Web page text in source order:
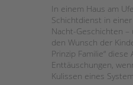
In einem Haus am
Schichtdienst in
Nacht-Geschichten –
den Wunsch der
Prinzip Familie“
Enttäuschungen,
Kulissen eines